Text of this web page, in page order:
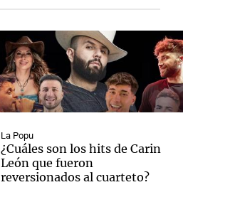
La Popu
¿Cuáles son los hits de Carin
León que fueron
reversionados al cuarteto?